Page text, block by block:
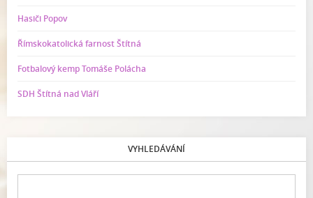
Hasiči Popov
Římskokatolická farnost Štítná
Fotbalový kemp Tomáše Polácha
SDH Štítná nad Vláří
VYHLEDÁVÁNÍ